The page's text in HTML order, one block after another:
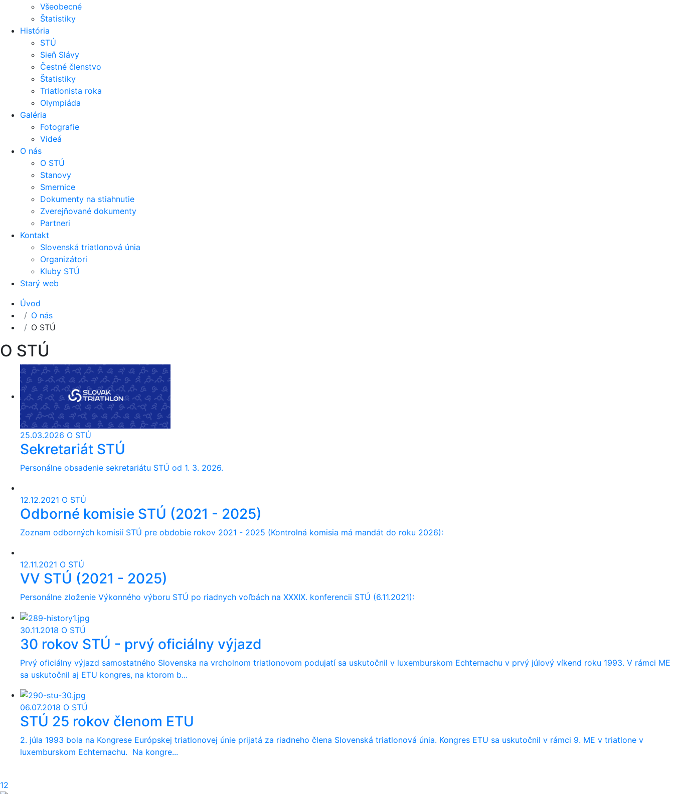
Všeobecné
Štatistiky
História
STÚ
Sieň Slávy
Čestné členstvo
Štatistiky
Triatlonista roka
Olympiáda
Galéria
Fotografie
Videá
O nás
O STÚ
Stanovy
Smernice
Dokumenty na stiahnutie
Zverejňované dokumenty
Partneri
Kontakt
Slovenská triatlonová únia
Organizátori
Kluby STÚ
Starý web
Úvod
O nás
O STÚ
O STÚ
25.03.2026 O STÚ
Sekretariát STÚ
Personálne obsadenie sekretariátu STÚ od 1. 3. 2026.
12.12.2021 O STÚ
Odborné komisie STÚ (2021 - 2025)
Zoznam odborných komisií STÚ pre obdobie rokov 2021 - 2025 (Kontrolná komisia má mandát do roku 2026):
12.11.2021 O STÚ
VV STÚ (2021 - 2025)
Personálne zloženie Výkonného výboru STÚ po riadnych voľbách na XXXIX. konferencii STÚ (6.11.2021):
30.11.2018 O STÚ
30 rokov STÚ - prvý oficiálny výjazd
Prvý oficiálny výjazd samostatného Slovenska na vrcholnom triatlonovom podujatí sa uskutočnil v luxemburskom Echternachu v prvý júlový víkend roku 1993. V rámci ME
sa uskutočnil aj ETU kongres, na ktorom b...
06.07.2018 O STÚ
STÚ 25 rokov členom ETU
2. júla 1993 bola na Kongrese Európskej triatlonovej únie prijatá za riadneho člena Slovenská triatlonová únia. Kongres ETU sa uskutočnil v rámci 9. ME v triatlone v
luxemburskom Echternachu. Na kongre...
12